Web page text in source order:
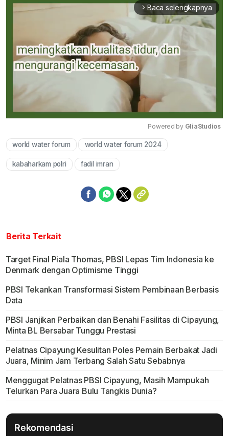
arrow_forward_ios Baca selengkapnya
Powered by GliaStudios
world water forum world water forum 2024
kabaharkam polri fadil imran
Berita Terkait
Target Final Piala Thomas, PBSI Lepas Tim Indonesia ke
Denmark dengan Optimisme Tinggi
PBSI Tekankan Transformasi Sistem Pembinaan Berbasis
Data
PBSI Janjikan Perbaikan dan Benahi Fasilitas di Cipayung,
Minta BL Bersabar Tunggu Prestasi
Pelatnas Cipayung Kesulitan Poles Pemain Berbakat Jadi
Juara, Minim Jam Terbang Salah Satu Sebabnya
Menggugat Pelatnas PBSI Cipayung, Masih Mampukah
Telurkan Para Juara Bulu Tangkis Dunia?
Rekomendasi